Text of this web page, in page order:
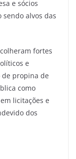
e sócios
alvos das
fortes
e
propina de
como
licitações e
dos